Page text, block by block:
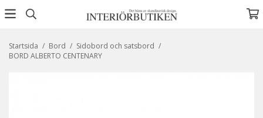
Startsida / Bord / Sidobord och satsbord /
BORD ALBERTO CENTENARY